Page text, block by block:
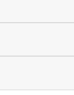
den
es nicht
Man
den glatten
Cookies